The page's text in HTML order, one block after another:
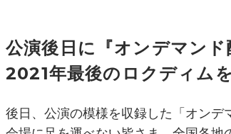
公演後日に『オンデマンド
2021年最後のロクディム
後日、公演の模様を収録した「オンデ